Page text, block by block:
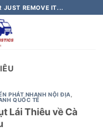
JUST REMOVE IT...
PHÁT NHANH NỘI ĐỊA,
QUỐC TẾ
Lái Thiêu về Cà